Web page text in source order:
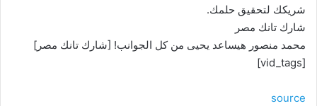
شريكك لتحقيق حلمك.
شارك تانك مصر
محمد منصور هيساعد يحيى من كل الجوانب! [شارك تانك مصر]
[vid_tags]
source